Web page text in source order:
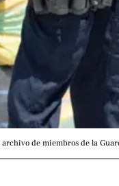
de miembros de la